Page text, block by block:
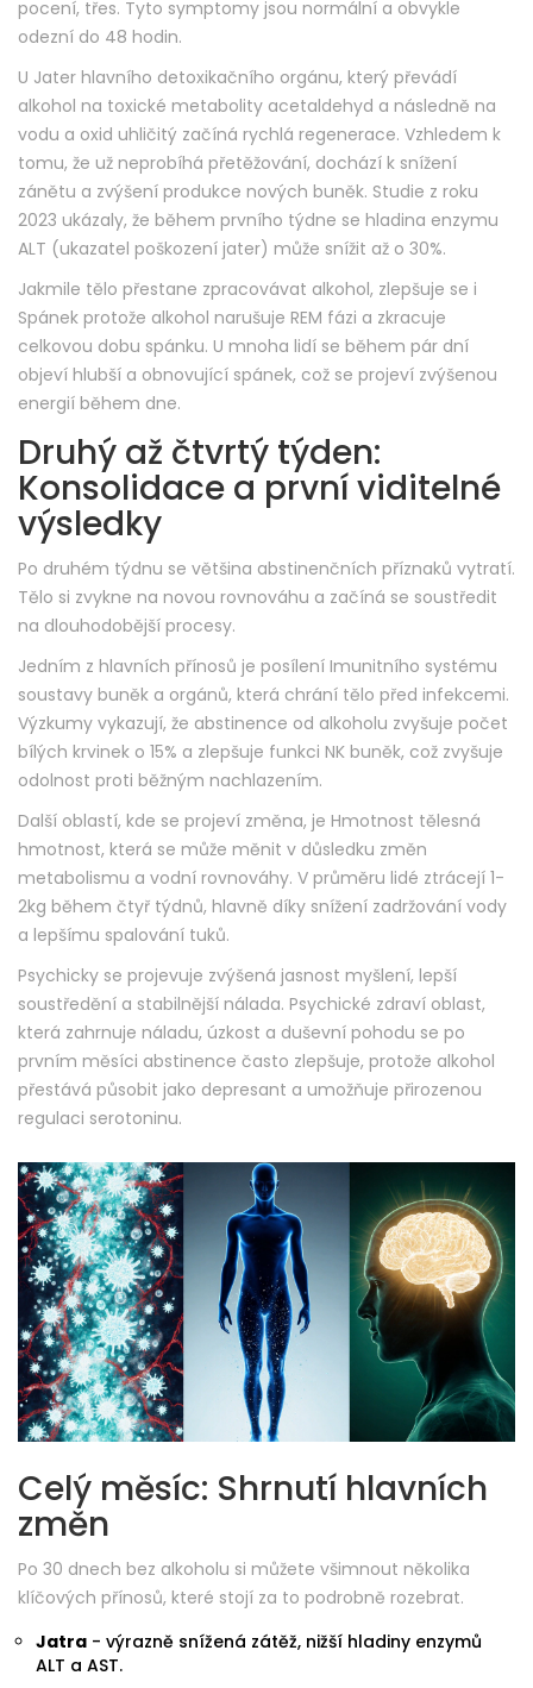
pocení, třes. Tyto symptomy jsou normální a obvykle
odezní do 48 hodin.
U Jater hlavního detoxikačního orgánu, který převádí
alkohol na toxické metabolity acetaldehyd a následně na
vodu a oxid uhličitý začíná rychlá regenerace. Vzhledem k
tomu, že už neprobíhá přetěžování, dochází k snížení
zánětu a zvýšení produkce nových buněk. Studie z roku
2023 ukázaly, že během prvního týdne se hladina enzymu
ALT (ukazatel poškození jater) může snížit až o 30%.
Jakmile tělo přestane zpracovávat alkohol, zlepšuje se i
Spánek protože alkohol narušuje REM fázi a zkracuje
celkovou dobu spánku. U mnoha lidí se během pár dní
objeví hlubší a obnovující spánek, což se projeví zvýšenou
energií během dne.
Druhý až čtvrtý týden:
Konsolidace a první viditelné
výsledky
Po druhém týdnu se většina abstinenčních příznaků vytratí.
Tělo si zvykne na novou rovnováhu a začíná se soustředit
na dlouhodobější procesy.
Jedním z hlavních přínosů je posílení Imunitního systému
soustavy buněk a orgánů, která chrání tělo před infekcemi.
Výzkumy vykazují, že abstinence od alkoholu zvyšuje počet
bílých krvinek o 15% a zlepšuje funkci NK buněk, což zvyšuje
odolnost proti běžným nachlazením.
Další oblastí, kde se projeví změna, je Hmotnost tělesná
hmotnost, která se může měnit v důsledku změn
metabolismu a vodní rovnováhy. V průměru lidé ztrácejí 1-
2kg během čtyř týdnů, hlavně díky snížení zadržování vody
a lepšímu spalování tuků.
Psychicky se projevuje zvýšená jasnost myšlení, lepší
soustředění a stabilnější nálada. Psychické zdraví oblast,
která zahrnuje náladu, úzkost a duševní pohodu se po
prvním měsíci abstinence často zlepšuje, protože alkohol
přestává působit jako depresant a umožňuje přirozenou
regulaci serotoninu.
Celý měsíc: Shrnutí hlavních
změn
Po 30 dnech bez alkoholu si můžete všimnout několika
klíčových přínosů, které stojí za to podrobně rozebrat.
Jatra - výrazně snížená zátěž, nižší hladiny enzymů
ALT a AST.